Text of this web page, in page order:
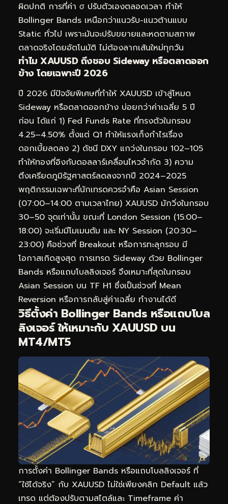
ผิดปกติ การที่ค่า σ ปรับตัวเองตลอดเวลา ทำให้
Bollinger Bands เหนือกว่าแนวรับ-แนวต้านแบบ
Static ทั่วไป เพราะมันจะปรับขยายและหดตามสภาพ
ตลาดจริงโดยอัตโนมัติ ไม่ต้องลากเส้นใหม่ทุกวัน
ทำไม XAUUSD ถึงชอบ Sideway หรือตลาดออก
ข้าง โดยเฉพาะปี 2026
ปี 2026 มีปัจจัยพิเศษที่ทำให้ XAUUSD เข้าสู่โหมด
Sideway หรือตลาดออกข้าง บ่อยกว่าค่าเฉลี่ย 5 ปี
ก่อน ได้แก่ 1) Fed Funds Rate ที่ทรงตัวในกรอบ
4.25–4.50% ตั้งแต่ Q1 ทำให้แรงเก็งกำไรเรื่อง
ดอกเบี้ยลดลง 2) ดัชนี DXY แกว่งในกรอบ 102–105
ทำให้ทองที่อิงกับดอลลาร์เคลื่อนไหวจำกัด 3) ความ
ตึงเครียดภูมิรัฐศาสตร์ลดลงจากปี 2024–2025
พฤติกรรมเฉพาะที่นักเทรดควรจำคือ Asian Session
(07:00–14:00 ตามเวลาไทย) XAUUSD มักวิ่งในกรอบ
30–50 จุดเท่านั้น ขณะที่ London Session (15:00–
18:00) จะเริ่มมีโมเมนตัม และ NY Session (20:30–
23:00) คือช่วงที่ Breakout หรือการทะลุกรอบ มี
โอกาสเกิดสูงสุด การเทรด Sideway ด้วย Bollinger
Bands หรือแถบโบลลิงเจอร์ จึงเหมาะที่สุดในกรอบ
Asian Session บน TF H1 ซึ่งเป็นช่วงที่ Mean
Reversion หรือการกลับสู่ค่าเฉลี่ย ทำงานได้ดี
วิธีตั้งค่า Bollinger Bands หรือแถบโบล
ลิงเจอร์ ให้เหมาะกับ XAUUSD บน
MT4/MT5
การตั้งค่า Bollinger Bands หรือแถบโบลลิงเจอร์ ที่
“ใช้ได้จริง” กับ XAUUSD ไม่ใช่เพียงคลิก Default แล้ว
เทรด แต่ต้องปรับตามสไตล์และ Timeframe ค่า